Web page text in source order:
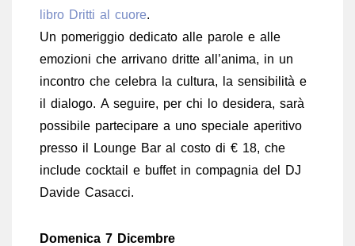
libro Dritti al cuore.
Un pomeriggio dedicato alle parole e alle
emozioni che arrivano dritte all’anima, in un
incontro che celebra la cultura, la sensibilità e
il dialogo. A seguire, per chi lo desidera, sarà
possibile partecipare a uno speciale aperitivo
presso il Lounge Bar al costo di € 18, che
include cocktail e buffet in compagnia del DJ
Davide Casacci.
Domenica 7 Dicembre